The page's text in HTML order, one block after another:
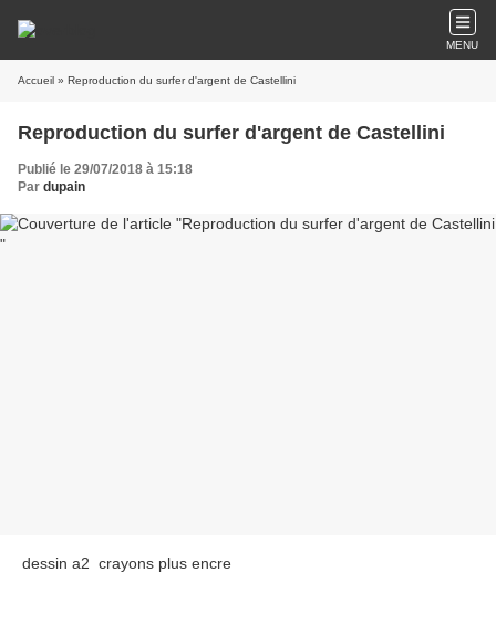
MENU
Accueil » Reproduction du surfer d'argent de Castellini
Reproduction du surfer d'argent de Castellini
Publié le 29/07/2018 à 15:18
Par dupain
dessin a2 crayons plus encre